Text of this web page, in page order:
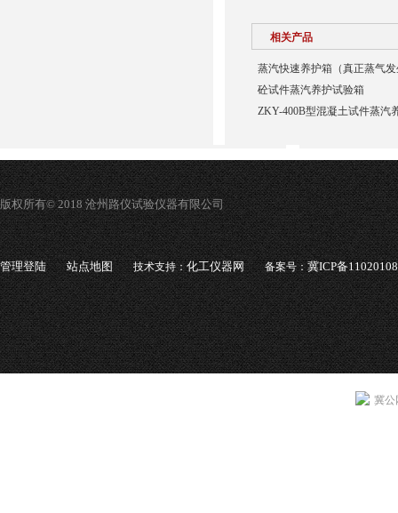
相关产品
蒸汽快速养护箱（真正蒸气
砼试件蒸汽养护试验箱
ZKY-400B型混凝土试件蒸汽
版权所有© 2018 沧州路仪试验仪器有限公司
管理登陆 站点地图 技术支持：化工仪器网 备案号：冀ICP备
冀公